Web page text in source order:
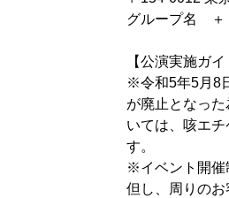
グループ名　
【公演実施ガ
※令和5年5月8
が廃止となっ
いては、咳エ
す。
※イベント開催
但し、周りの